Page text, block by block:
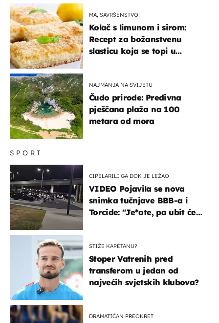
SPORT
CIPELARILI GA DOK JE LEŽAO
VIDEO Pojavila se nova
snimka tučnjave BBB-a i
Torcide: "Je*ote, pa ubit će
STIŽE KAPETANU?
Stoper Vatrenih pred
transferom u jedan od
najvećih svjetskih klubova?
DRAMATIČAN PREOKRET
MA, SAVRŠENSTVO!
Kolač s limunom i sirom:
Recept za božanstvenu
slasticu koja se topi u
NAJMANJA NA SVIJETU
Čudo prirode: Predivna
pješčana plaža na 100
metara od mora